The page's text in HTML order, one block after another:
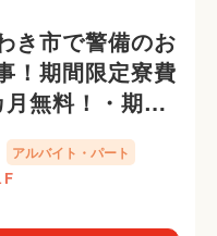
き市で警備のお
！期間限定寮費
無料！・期間
5勤務ごとに別
円入社祝い
給（上限6万円
給） 各会社規定
アルバイト・パート
F